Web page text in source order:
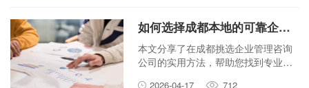
如何选择成都本地的可靠企业管理咨询公司？
本文分享了在成都挑选企业管理咨询
公司的实用方法，帮助您找到专业可
2026-04-17 712